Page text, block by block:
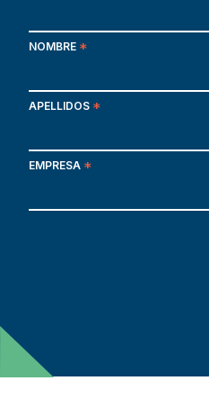
NOMBRE *
APELLIDOS *
EMPRESA *